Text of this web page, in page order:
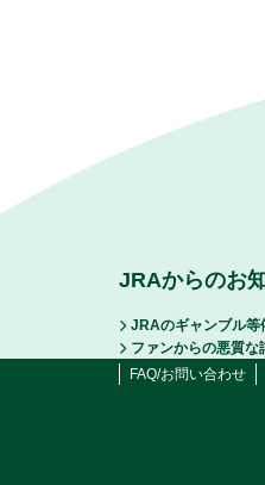
JRAからのお
JRAのギャンブル等
ファンからの悪質
FAQ/お問い合わせ